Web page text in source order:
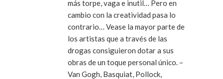
más torpe, vaga e inutil… Pero en
cambio con la creatividad pasa lo
contrario… Vease la mayor parte de
los artistas que a través de las
drogas consiguieron dotar a sus
obras de un toque personal único. –
Van Gogh, Basquiat, Pollock,